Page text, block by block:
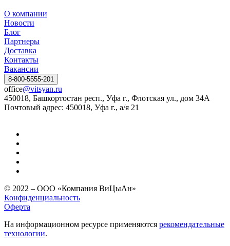
О компании
Новости
Блог
Партнеры
Доставка
Контакты
Вакансии
8-800-5555-201
office@vitsyan.ru
450018, Башкортостан респ., Уфа г., Флотская ул., дом 34А
Почтовый адрес: 450018, Уфа г., а/я 21
© 2022 – ООО «Компания ВиЦыАн»
Конфиденциальность
Оферта
На информационном ресурсе применяются рекомендательные
технологии.